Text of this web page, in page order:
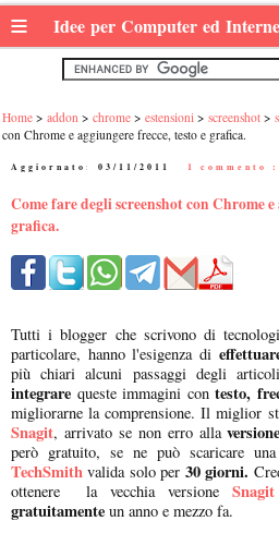
≡ Idee per Computer ed
Home addon chrome estensioni screenshot
con Chrome e aggiungere frecce, testo e grafica.
Aggiornato: 03/11/2011 1 commento :
Come fare degli screenshot con Chrome
grafica.
Tutti i blogger che scrivono di
particolare, hanno l'esigenza di
più chiari alcuni passaggi degli
integrare queste immagini contesto,
migliorarne la comprensione. Il miglior
Snagit, arrivato se non erro alla
però gratuito, se ne può scaricare una
TechSmith valida solo per 30 giorni.
ottenere la vecchia versione
gratuitamente un anno e mezzo fa.